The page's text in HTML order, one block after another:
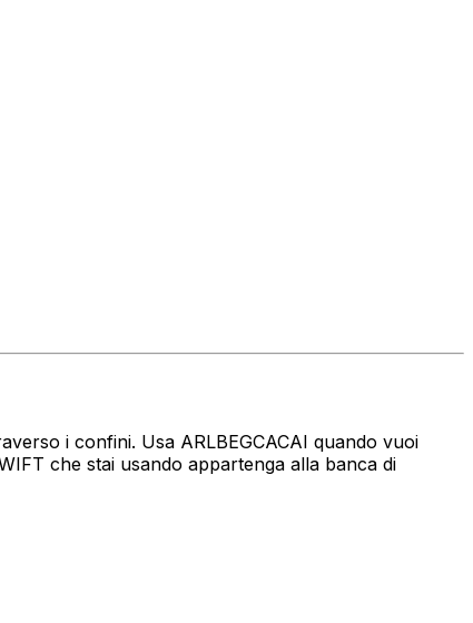
i confini. Usa ARLBEGCACAI quando vuoi
che stai usando appartenga alla banca di